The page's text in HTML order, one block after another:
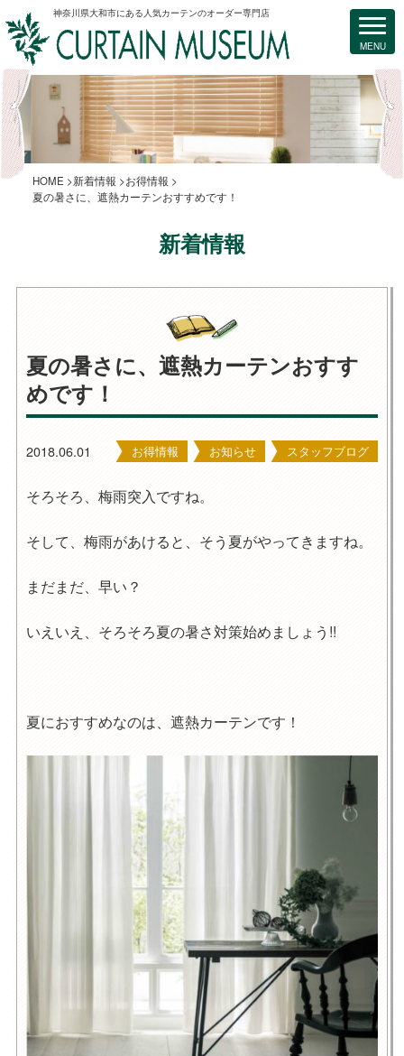
神奈川県大和市にある人気カーテンのオーダー専門店
HOME 新着情報
お得情報
夏の暑さに、遮熱カーテンおすすめです！
新着情報
夏の暑さに、遮熱カーテンおすす
めです！
2018.06.01 お得情報 お知らせ スタッフブログ
そろそろ、梅雨突入ですね。
そして、梅雨があけると、そう夏がやってきますね。
まだまだ、早い？
いえいえ、そろそろ夏の暑さ対策始めましょう!!
夏におすすめなのは、遮熱カーテンです！